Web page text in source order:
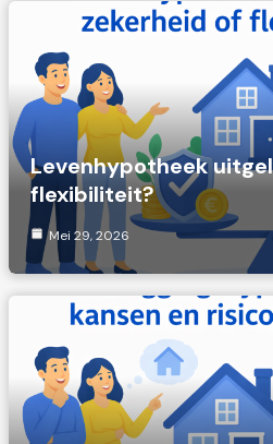
Levenhypotheek
flexibiliteit?
Mei 29, 2026